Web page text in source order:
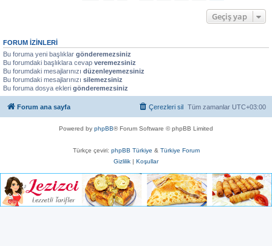
Geçiş yap
FORUM IZINLERI
Bu foruma yeni başlıklar gönderemezsiniz
Bu forumdaki başlıklara cevap veremezsiniz
Bu forumdaki mesajlarınızı düzenleyemezsiniz
Bu forumdaki mesajlarınızı silemezsiniz
Bu foruma dosya ekleri gönderemezsiniz
Forum ana sayfa Tüm zamanlar UTC+03:00
Çerezleri sil
Powered by phpBB® Forum Software © phpBB Limited
Türkçe çeviri: phpBB Türkiye & Türkiye Forum
Gizlilik | Koşullar